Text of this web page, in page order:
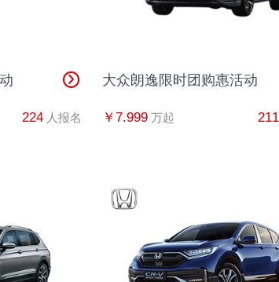
倪先生
周先生
杨先生
224 人报名
大众朗逸限时团购惠活动
￥7.999 万起 211